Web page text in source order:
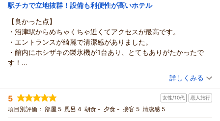
駅チカで立地抜群！設備も利便性が高いホテル
【良かった点】
・沼津駅からめちゃくちゃ近くてアクセスが最高です。
・エントランスが綺麗で清潔感がありました。
・館内にホシザキの製氷機が1台あり、とてもありがたかったで
す！
・飲み屋街の中にあるため、夜の周辺の雰囲気は好みが分かれる
かもしれません。
・部屋の雰囲気が少し独特で、少し怖さを感じました（虫が出て
きそうな雰囲気もありました）。
（投稿日：2026/08/07）
宿泊時期： 2026年08月宿泊 (夫婦旅行)
投稿者： あきゃおさん
宿泊プラン： 〔素泊り〕部屋指定なし ～ベストレート～〔16平米以上確
約〕（眺望なし）
その他 食事なし
詳しくみる
5 女性/10代 恋人旅行
項目別評価： 部屋 5 風呂 4 朝食 - 夕食 - 接客 5 清潔感 5